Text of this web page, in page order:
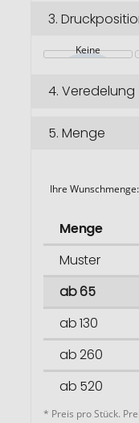
3.
Keine
4. Veredelung
5. Menge
Ihre Wunschmenge:
Menge
Muster
ab 65
ab 130
ab 260
ab 520
* Preis pro Stück.